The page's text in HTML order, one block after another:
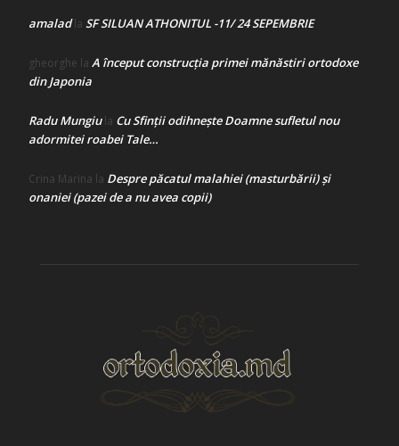
amaladla SF SILUAN ATHONITUL -11/ 24 SEPEMBRIE
gheorghe la A început construcţia primei mănăstiri ortodoxe
din Japonia
Radu Mungiula Cu Sfinții odihnește Doamne sufletul nou
adormitei roabei Tale…
Crina Marina la Despre păcatul malahiei (masturbării) şi
onaniei (pazei de a nu avea copii)